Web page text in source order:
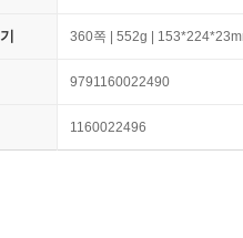
360쪽 | 552g |
9791160022490
1160022496